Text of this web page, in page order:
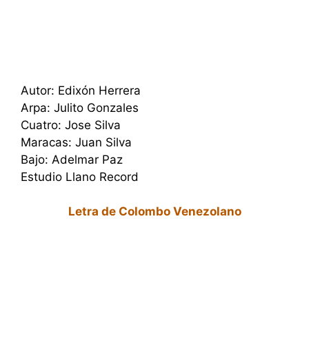
Autor: Edixón Herrera
Arpa: Julito Gonzales
Cuatro: Jose Silva
Maracas: Juan Silva
Bajo: Adelmar Paz
Estudio Llano Record
Letra de Colombo Venezolano